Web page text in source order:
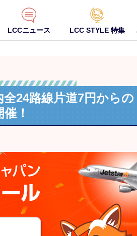
LCCニュース LCC STYLE 特集
24路線片道7円から
！